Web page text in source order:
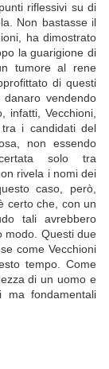
riflessivi su di
Non bastasse il
ha dimostrato
la guarigione di
tumore al rene
di questi
vendendo
infatti, Vecchioni,
i candidati del
non essendo
solo tra
rivela i nomi dei
caso, però,
certo che, con un
tali avrebbero
modo. Questi due
come Vecchioni
tempo. Come
di un uomo e
fondamentali